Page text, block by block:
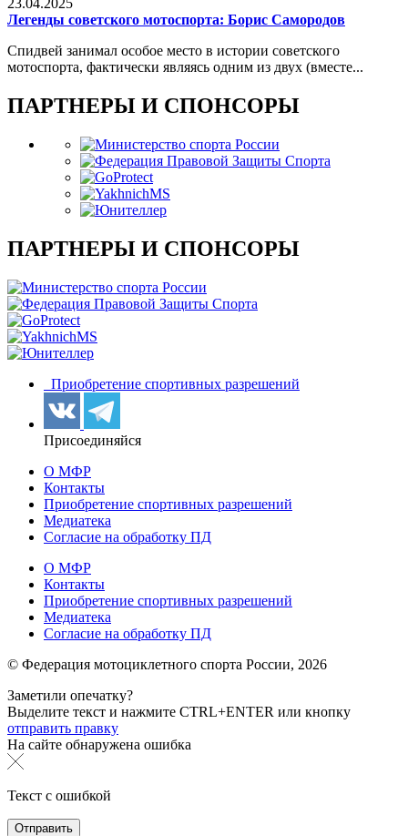
23.04.2025
Легенды советского мотоспорта: Борис Самородов
Спидвей занимал особое место в истории советского
мотоспорта, фактически являясь одним из двух (вместе...
ПАРТНЕРЫ И СПОНСОРЫ
ПАРТНЕРЫ И СПОНСОРЫ
Приобретение спортивных разрешений
Присоединяйся
О МФР
Контакты
Приобретение спортивных разрешений
Медиатека
Согласие на обработку ПД
О МФР
Контакты
Приобретение спортивных разрешений
Медиатека
Согласие на обработку ПД
© Федерация мотоциклетного спорта России, 2026
Заметили опечатку?
Выделите текст и нажмите CTRL+ENTER или кнопку
отправить правку
На сайте обнаружена ошибка
Текст с ошибкой